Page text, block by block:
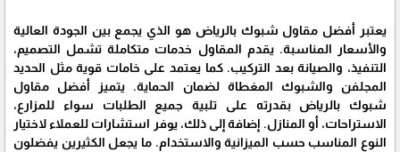
يعتبر أفضل مقاول شبوك بالرياض هو الذي يجمع بين الجودة العالية
والأسعار المناسبة. يقدم المقاول خدمات متكاملة تشمل التصميم،
التنفيذ، والصيانة بعد التركيب. كما يعتمد على خامات قوية مثل الحديد
المجلفن والشبوك المغطاة لضمان الحماية. يتميز أفضل مقاول
شبوك بالرياض بقدرته على تلبية جميع الطلبات سواء للمزارع،
الاستراحات، أو المنازل. إضافة إلى ذلك، يوفر استشارات للعملاء لاختيار
النوع المناسب حسب الميزانية والاستخدام. ما يجعل الكثيرين يفضلون